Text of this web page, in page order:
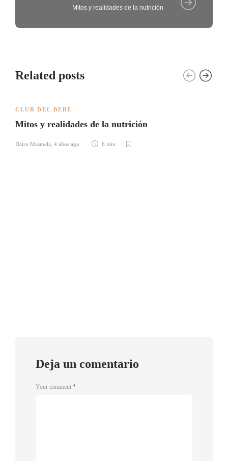
Mitos y realidades de la nutrición
Related posts
CLUB DEL BEBÉ
Mitos y realidades de la nutrición
Dairo Masmela 4 años ago 6 min
Deja un comentario
Your comment *